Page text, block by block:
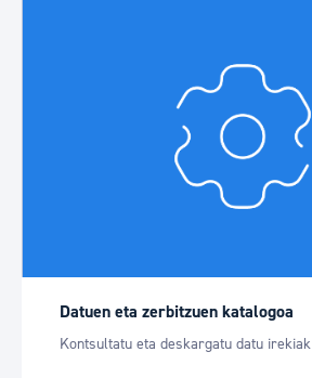
Datuen eta zerbitzuen katalogoa
Kontsultatu eta deskargatu datu irekiak